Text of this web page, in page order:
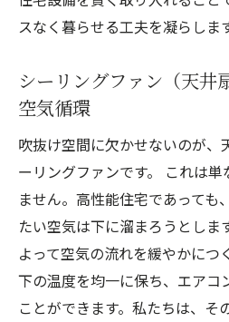
スなく暮らせる工夫を凝らします
シーリングファン（天井
空気循環
吹抜け空間に欠かせないのが、
ーリングファンです。 これは
ません。高性能住宅であっても
たい空気は下に溜まろうとしま
よって空気の流れを緩やかにつ
下の温度を均一に保ち、エアコ
ことができます。私たちは、そ